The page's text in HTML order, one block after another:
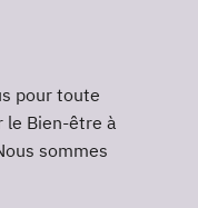
pour toute
le Βien-être à
sommes